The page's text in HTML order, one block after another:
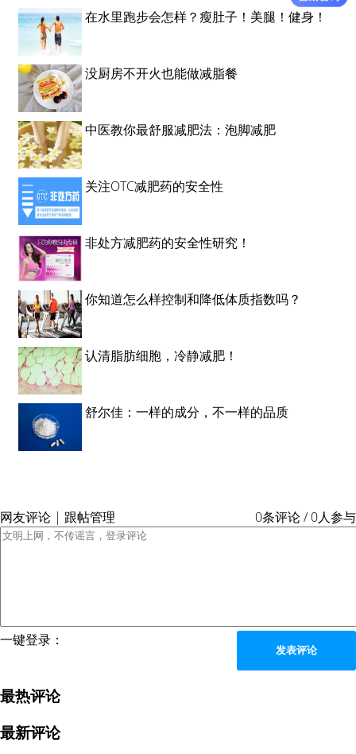
在水里跑步会怎样？瘦肚子！美腿！健身！
没厨房不开火也能做减脂餐
中医教你最舒服减肥法：泡脚减肥
关注OTC减肥药的安全性
非处方减肥药的安全性研究！
你知道怎么样控制和降低体质指数吗？
认清脂肪细胞，冷静减肥！
舒尔佳：一样的成分，不一样的品质
网友评论 | 跟帖管理 0条评论 / 0人参与
一键登录：
发表评论
最热评论
最新评论